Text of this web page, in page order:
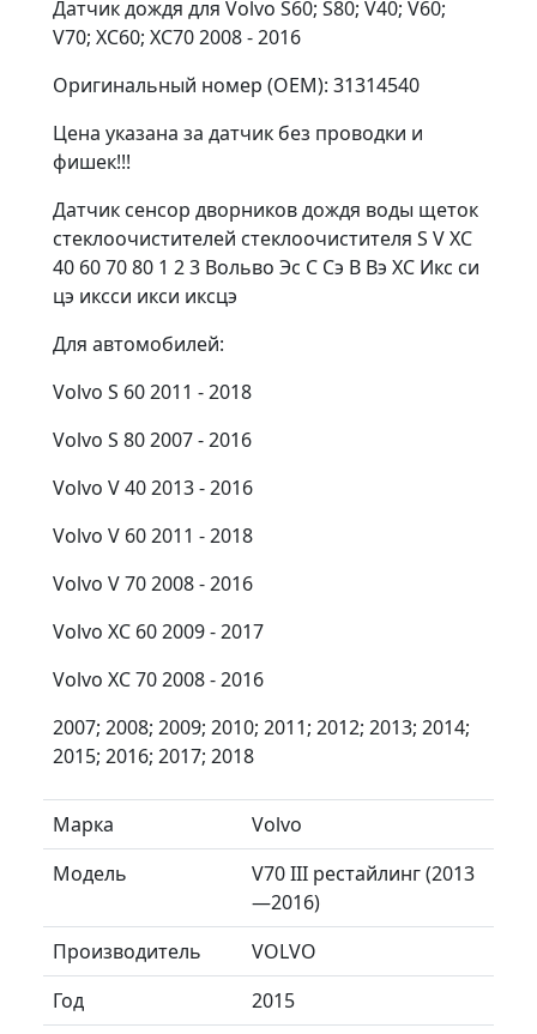
Датчик дождя для Volvo S60; S80; V40; V60;
V70; XC60; XC70 2008 - 2016
Оригинальный номер (OEM): 31314540
Цена указана за датчик без проводки и
фишек!!!
Датчик сенсор дворников дождя воды щеток
стеклоочистителей стеклоочистителя S V XC
40 60 70 80 1 2 3 Вольво Эс С Сэ В Вэ ХС Икс си
цэ иксси икси иксцэ
Для автомобилей:
Volvo S 60 2011 - 2018
Volvo S 80 2007 - 2016
Volvo V 40 2013 - 2016
Volvo V 60 2011 - 2018
Volvo V 70 2008 - 2016
Volvo XC 60 2009 - 2017
Volvo XC 70 2008 - 2016
2007; 2008; 2009; 2010; 2011; 2012; 2013; 2014;
2015; 2016; 2017; 2018
Марка
Volvo
Модель
V70 III рестайлинг (2013
—2016)
Производитель
VOLVO
Год
2015